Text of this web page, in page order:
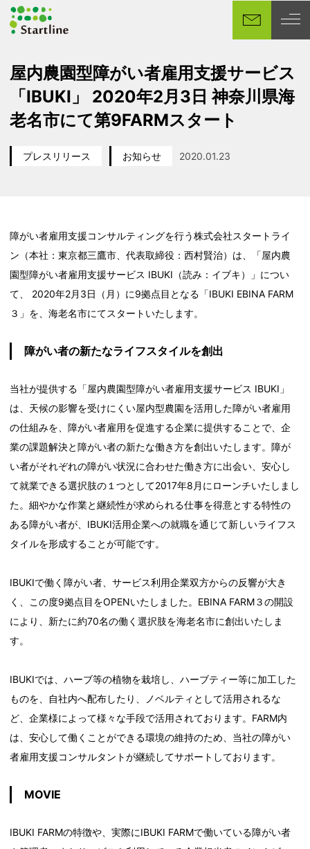
イ
ン
ツ
へ
移
屋内農園型障がい者雇用支援サービス
「IBUKI」 2020年2月3日 神奈川県海
老名市にて第9FARMスタート
カテゴリー
プレスリリース
カテゴリー
お知らせ
投稿日
2020.01.23
障がい者雇用支援コンサルティングを行う株式会社スタートライ
ン（本社：東京都三鷹市、代表取締役：西村賢治）は、「屋内農
園型障がい者雇用支援サービス IBUKI（読み：イブキ）」につい
て、 2020年2月3日（月）に9拠点目となる「IBUKI EBINA FARM
３」を、海老名市にてスタートいたします。
障がい者の新たなライフスタイルを創出
当社が提供する「屋内農園型障がい者雇用支援サービス IBUKI」
は、天候の影響を受けにくい屋内型農園を活用した障がい者雇用
の仕組みを、障がい者雇用を促進する企業に提供することで、企
業の課題解決と障がい者の新たな働き方を創出いたします。障が
い者がそれぞれの障がい状況に合わせた働き方に出会い、安心し
て就業できる選択肢の１つとして2017年8月にローンチいたしまし
た。細やかな作業と継続性が求められる仕事を得意とする特性の
ある障がい者が、IBUKI活用企業への就職を通じて新しいライフス
タイルを形成することが可能です。
IBUKIで働く障がい者、サービス利用企業双方からの反響が大き
く、この度9拠点目をOPENいたしました。EBINA FARM３の開設
により、新たに約70名の働く選択肢を海老名市に創出いたしま
す。
IBUKIでは、ハーブ等の植物を栽培し、ハーブティー等に加工した
ものを、自社内へ配布したり、ノベルティとして活用されるな
ど、企業様によって様々な手段で活用されております。FARM内
は、安心して働くことができる環境の維持のため、当社の障がい
者雇用支援コンサルタントが継続してサポートしております。
MOVIE
IBUKI FARMの特徴や、実際にIBUKI FARMで働いている障がい者